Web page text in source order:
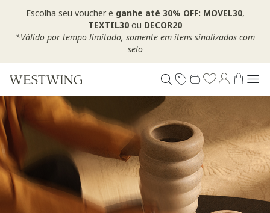
Escolha seu voucher e ganhe até 30% OFF: MOVEL30,
TEXTIL30 ou DECOR20
*Válido por tempo limitado, somente em itens sinalizados com
selo